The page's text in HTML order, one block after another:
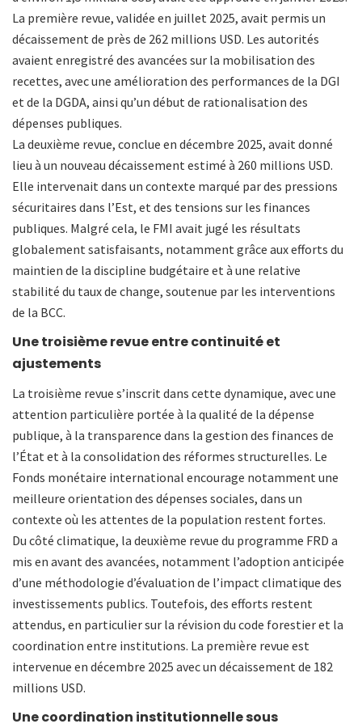
La première revue, validée en juillet 2025, avait permis un
décaissement de près de 262 millions USD. Les autorités
avaient enregistré des avancées sur la mobilisation des
recettes, avec une amélioration des performances de la DGI
et de la DGDA, ainsi qu’un début de rationalisation des
dépenses publiques.
La deuxième revue, conclue en décembre 2025, avait donné
lieu à un nouveau décaissement estimé à 260 millions USD.
Elle intervenait dans un contexte marqué par des pressions
sécuritaires dans l’Est, et des tensions sur les finances
publiques. Malgré cela, le FMI avait jugé les résultats
globalement satisfaisants, notamment grâce aux efforts du
maintien de la discipline budgétaire et à une relative
stabilité du taux de change, soutenue par les interventions
de la BCC.
Une troisième revue entre continuité et
ajustements
La troisième revue s’inscrit dans cette dynamique, avec une
attention particulière portée à la qualité de la dépense
publique, à la transparence dans la gestion des finances de
l’État et à la consolidation des réformes structurelles. Le
Fonds monétaire international encourage notamment une
meilleure orientation des dépenses sociales, dans un
contexte où les attentes de la population restent fortes.
Du côté climatique, la deuxième revue du programme FRD a
mis en avant des avancées, notamment l’adoption anticipée
d’une méthodologie d’évaluation de l’impact climatique des
investissements publics. Toutefois, des efforts restent
attendus, en particulier sur la révision du code forestier et la
coordination entre institutions. La première revue est
intervenue en décembre 2025 avec un décaissement de 182
millions USD.
Une coordination institutionnelle sous